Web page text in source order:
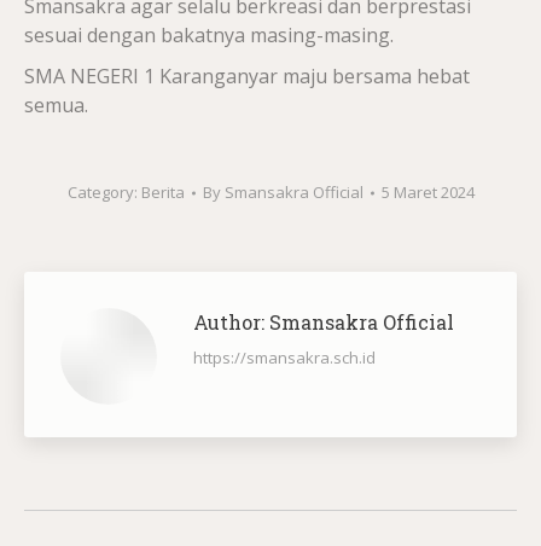
Smansakra agar selalu berkreasi dan berprestasi
sesuai dengan bakatnya masing-masing.
SMA NEGERI 1 Karanganyar maju bersama hebat
semua.
Category: Berita By Smansakra Official 5 Maret 2024
Author: Smansakra Official
https://smansakra.sch.id